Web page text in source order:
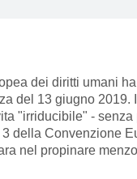
dei diritti umani
del 13 giugno 2019.
"irriducibile" - senza
della Convenzione
nel propinare